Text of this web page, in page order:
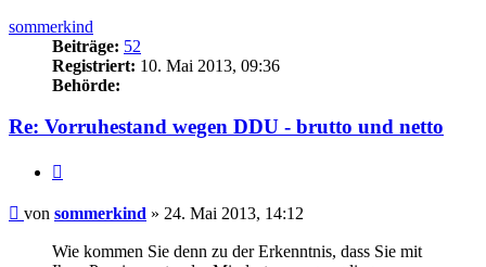
sommerkind
Beiträge: 52
Registriert: 10. Mai 2013, 09:36
Behörde:
Re: Vorruhestand wegen DDU - brutto und netto
Beitrag
von sommerkind » 24. Mai 2013, 14:12
Wie kommen Sie denn zu der Erkenntnis, dass Sie mit